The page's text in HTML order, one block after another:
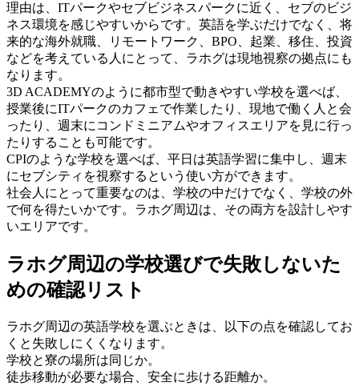
理由は、ITパークやセブビジネスパークに近く、セブのビジ
ネス環境を感じやすいからです。英語を学ぶだけでなく、将
来的な海外就職、リモートワーク、BPO、起業、移住、投資
などを考えている人にとって、ラホグは現地視察の拠点にも
なります。
3D ACADEMYのように都市型で動きやすい学校を選べば、
授業後にITパークのカフェで作業したり、現地で働く人と会
ったり、週末にコンドミニアムやオフィスエリアを見に行っ
たりすることも可能です。
CPIのような学校を選べば、平日は英語学習に集中し、週末
にセブシティを視察するという使い方ができます。
社会人にとって重要なのは、学校の中だけでなく、学校の外
で何を得たいかです。ラホグ周辺は、その両方を設計しやす
いエリアです。
ラホグ周辺の学校選びで失敗しないた
めの確認リスト
ラホグ周辺の英語学校を選ぶときは、以下の点を確認してお
くと失敗しにくくなります。
学校と寮の場所は同じか。
徒歩移動が必要な場合、安全に歩ける距離か。